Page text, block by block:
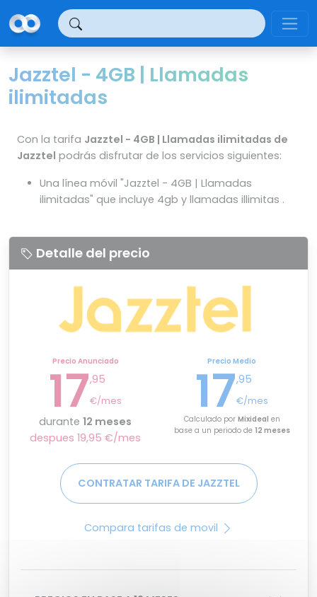
Jazztel - 4GB | Llamadas
ilimitadas
Con la tarifa Jazztel - 4GB | Llamadas ilimitadas de
Jazztel podrás disfrutar de los servicios siguientes:
Una línea móvil "Jazztel - 4GB | Llamadas
ilimitadas" que incluye 4gb y llamadas illimitas .
Detalle del precio
Precio Anunciado
17,95
€/mes
durante 12 meses
despues 19,95 €/mes
Precio Medio
17,95
€/mes
Calculado por Mixideal en
base a un periodo de 12 meses
CONTRATAR TARIFA DE JAZZTEL
Compara tarifas de movil
Panel de gestión de cookies